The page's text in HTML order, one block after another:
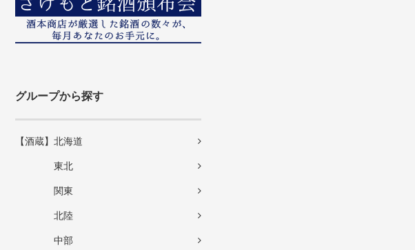
グループから探す
【酒蔵】北海道
東北
関東
北陸
中部